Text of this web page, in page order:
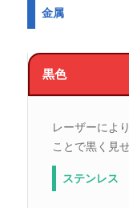
金属
黒色
レーザーによ
ことで黒く見
ステンレス